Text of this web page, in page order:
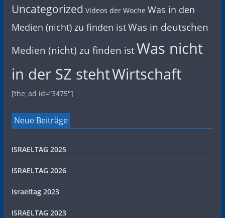
Uncategorized Videos der Woche Was in den
Medien (nicht) zu finden istWas in deutschen
Medien (nicht) zu finden istWas nicht
in der SZ stehtWirtschaft
[the_ad id=“3475″]
Neue Beiträge
ISRAELTAG 2025
ISRAELTAG 2026
Israeltag 2023
ISRAELTAG 2023